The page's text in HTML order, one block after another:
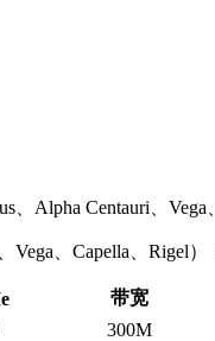
、Alpha Centauri、Vega
、Capella、Rigel）
带宽
300M